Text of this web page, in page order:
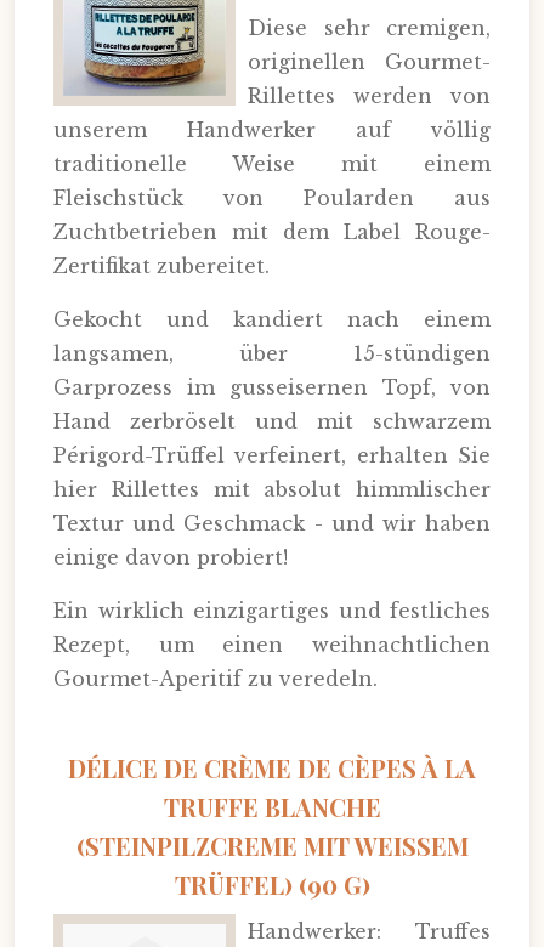
Diese sehr cremigen,
originellen Gourmet-
Rillettes werden von
unserem Handwerker auf völlig
traditionelle Weise mit einem
Fleischstück von Poularden aus
Zuchtbetrieben mit dem Label Rouge-
Zertifikat zubereitet.
Gekocht und kandiert nach einem
langsamen, über 15-stündigen
Garprozess im gusseisernen Topf, von
Hand zerbröselt und mit schwarzem
Périgord-Trüffel verfeinert, erhalten Sie
hier Rillettes mit absolut himmlischer
Textur und Geschmack - und wir haben
einige davon probiert!
Ein wirklich einzigartiges und festliches
Rezept, um einen weihnachtlichen
Gourmet-Aperitif zu veredeln.
DÉLICE DE CRÈME DE CÈPES À LA
TRUFFE BLANCHE
(STEINPILZCREME MIT WEISSEM T
RÜFFEL) (90 G)
Handwerker: Truffes